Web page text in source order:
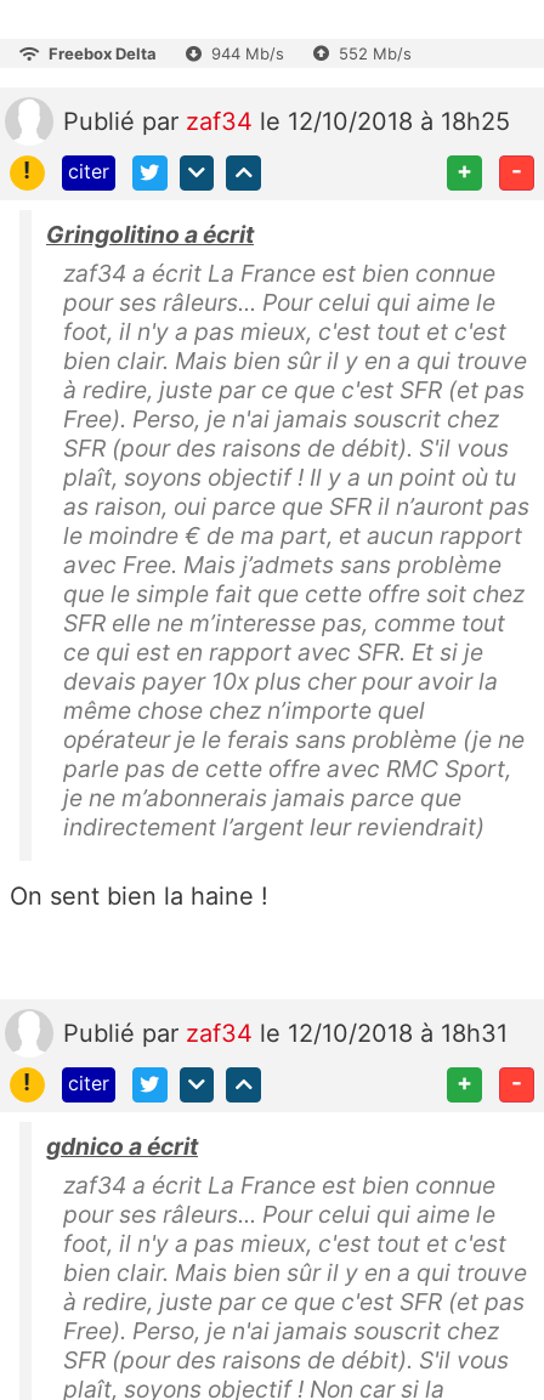
Freebox Delta 944 Mb/s 552 Mb/s
Publié par zaf34 le 12/10/2018 à 18h25
!
citer + -
Gringolitino a écrit
zaf34 a écrit La France est bien connue
pour ses râleurs... Pour celui qui aime le
foot, il n'y a pas mieux, c'est tout et c'est
bien clair. Mais bien sûr il y en a qui trouve
à redire, juste par ce que c'est SFR (et pas
Free). Perso, je n'ai jamais souscrit chez
SFR (pour des raisons de débit). S'il vous
plaît, soyons objectif ! Il y a un point où tu
as raison, oui parce que SFR il n’auront pas
le moindre € de ma part, et aucun rapport
avec Free. Mais j’admets sans problème
que le simple fait que cette offre soit chez
SFR elle ne m’interesse pas, comme tout
ce qui est en rapport avec SFR. Et si je
devais payer 10x plus cher pour avoir la
même chose chez n’importe quel
opérateur je le ferais sans problème (je ne
parle pas de cette offre avec RMC Sport,
je ne m’abonnerais jamais parce que
indirectement l’argent leur reviendrait)
On sent bien la haine !
Publié par zaf34 le 12/10/2018 à 18h31
!
citer + -
gdnico a écrit
zaf34 a écrit La France est bien connue
pour ses râleurs... Pour celui qui aime le
foot, il n'y a pas mieux, c'est tout et c'est
bien clair. Mais bien sûr il y en a qui trouve
à redire, juste par ce que c'est SFR (et pas
Free). Perso, je n'ai jamais souscrit chez
SFR (pour des raisons de débit). S'il vous
plaît, soyons objectif ! Non car si la